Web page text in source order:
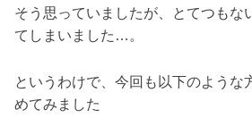
そう思っていましたが、とてつもな
てしまいました…。
というわけで、今回も以下のような
めてみました